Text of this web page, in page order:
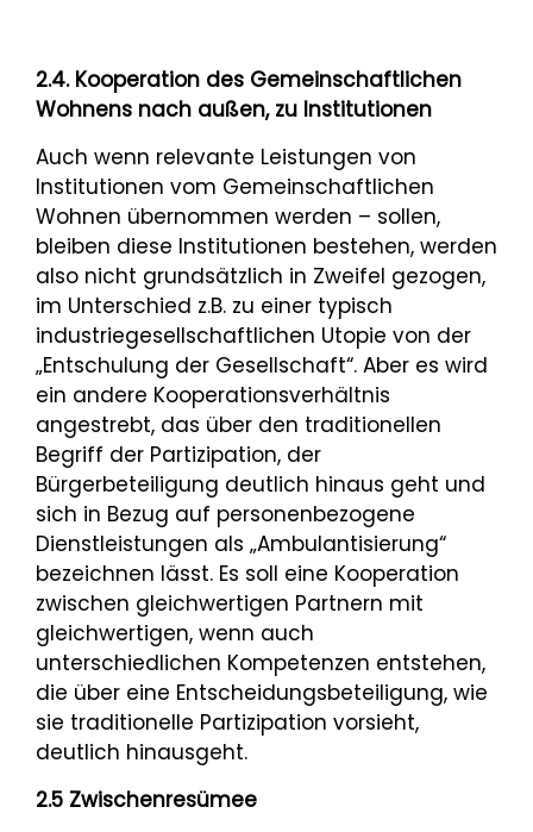
2.4. Kooperation des Gemeinschaftlichen
Wohnens nach außen, zu Institutionen
Auch wenn relevante Leistungen von
Institutionen vom Gemeinschaftlichen
Wohnen übernommen werden – sollen,
bleiben diese Institutionen bestehen, werden
also nicht grundsätzlich in Zweifel gezogen,
im Unterschied z.B. zu einer typisch
industriegesellschaftlichen Utopie von der
„Entschulung der Gesellschaft“. Aber es wird
ein andere Kooperationsverhältnis
angestrebt, das über den traditionellen
Begriff der Partizipation, der
Bürgerbeteiligung deutlich hinaus geht und
sich in Bezug auf personenbezogene
Dienstleistungen als „Ambulantisierung“
bezeichnen lässt. Es soll eine Kooperation
zwischen gleichwertigen Partnern mit
gleichwertigen, wenn auch
unterschiedlichen Kompetenzen entstehen,
die über eine Entscheidungsbeteiligung, wie
sie traditionelle Partizipation vorsieht,
deutlich hinausgeht.
2.5 Zwischenresümee